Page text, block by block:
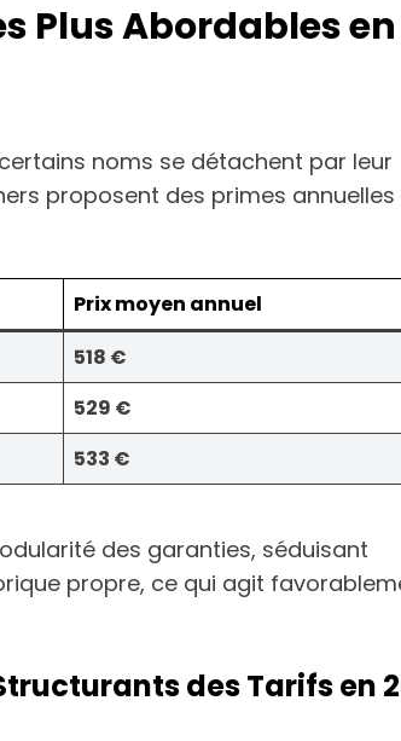
Plus Abordables en
noms se détachent par leur
proposent des primes annuelles
Prix moyen annuel
518 €
529 €
533 €
des garanties, séduisant
propre, ce qui agit
des Tarifs en